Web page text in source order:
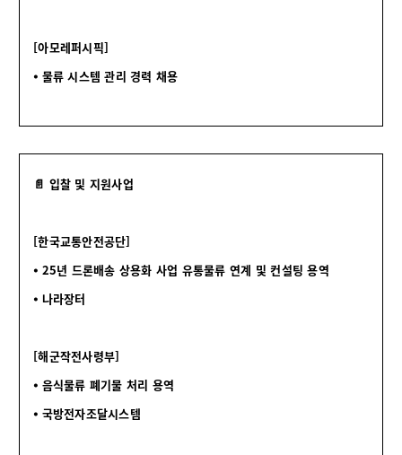
[아모레퍼시픽]
⦁ 물류 시스템 관리 경력 채용
📄 입찰 및 지원사업
[한국교통안전공단]
⦁ 25년 드론배송 상용화 사업 유통물류 연계 및 컨설팅 용역
⦁ 나라장터
[해군작전사령부]
⦁ 음식물류 폐기물 처리 용역
⦁ 국방전자조달시스템